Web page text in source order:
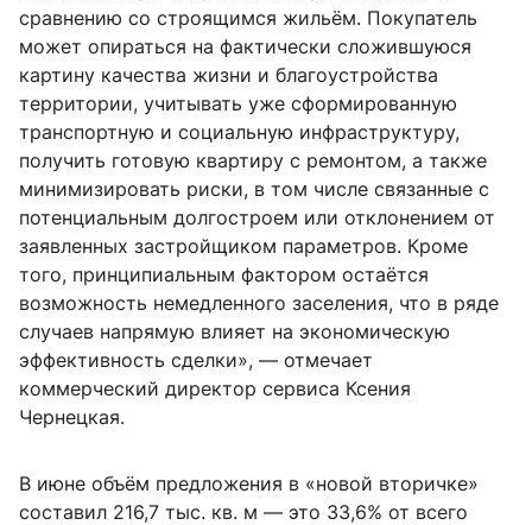
сравнению со строящимся жильём. Покупатель
может опираться на фактически сложившуюся
картину качества жизни и благоустройства
территории, учитывать уже сформированную
транспортную и социальную инфраструктуру,
получить готовую квартиру с ремонтом, а также
минимизировать риски, в том числе связанные с
потенциальным долгостроем или отклонением от
заявленных застройщиком параметров. Кроме
того, принципиальным фактором остаётся
возможность немедленного заселения, что в ряде
случаев напрямую влияет на экономическую
эффективность сделки», — отмечает
коммерческий директор сервиса Ксения
Чернецкая.
В июне объём предложения в «новой вторичке»
составил 216,7 тыс. кв. м — это 33,6% от всего